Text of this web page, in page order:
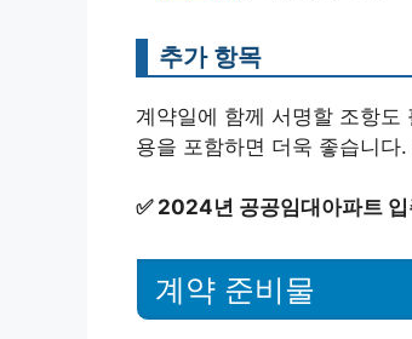
추가 항목
계약일에 함께 서명할 조항도
용을 포함하면 더욱 좋습니
✅ 2024년 공공임대아파트
계약 준비물